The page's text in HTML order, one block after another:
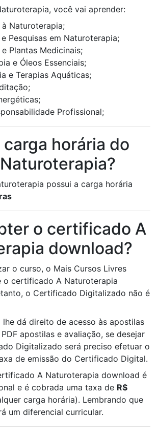
você vai aprender:
Naturoterapia;
Pesquisas em Naturoterapia;
Plantas Medicinais;
e Óleos Essenciais;
e Terapias Aquáticas;
Profissional;
carga horária do
possui a carga horária
o certificado A
download?
o curso, o Mais Cursos Livres
o certificado A Naturoterapia
o Certificado Digitalizado não é
dá direito de acesso às apostilas
apostilas e avaliação, se desejar
Digitalizado será preciso efetuar o
de emissão do Certificado Digital.
A Naturoterapia download é
e é cobrada uma taxa de R$
carga horária). Lembrando que
um diferencial curricular.